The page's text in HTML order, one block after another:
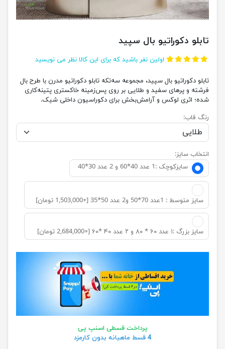
تابلو دکوراتیو بال سپید
اولین نفر باشید که برای این کالا نظر می نویسید
تابلو دکوراتیو بال سپید، مجموعه سه‌تکه تابلو دکوراتیو مدرن با طرح بال
فرشته و پرهای سفید و طلایی بر روی پس‌زمینه خاکستری پتینه‌کاری
شده؛ اثری لوکس و آرامش‌بخش برای دکوراسیون داخلی شیک.
رنگ قاب:
انتخاب سایز:
سایزکوچک :1 عدد 40*60 و 2 عدد 30*40
سایز متوسط : 1عدد 70*50 و2 عدد 50*35 [+1,503,000 تومان]
سایز بزرگ :۱ عدد ۶۰ * ۸۰ و ۲ عدد ۴۰ *۶۰ [+2,684,000 تومان]
پرداخت قسطی اسنپ پی
4 قسط ماهیانه بدون کارمزد